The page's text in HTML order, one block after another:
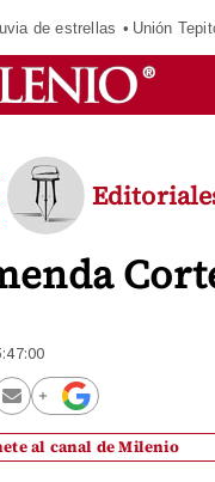
de estrellas Unión
al canal de Milenio